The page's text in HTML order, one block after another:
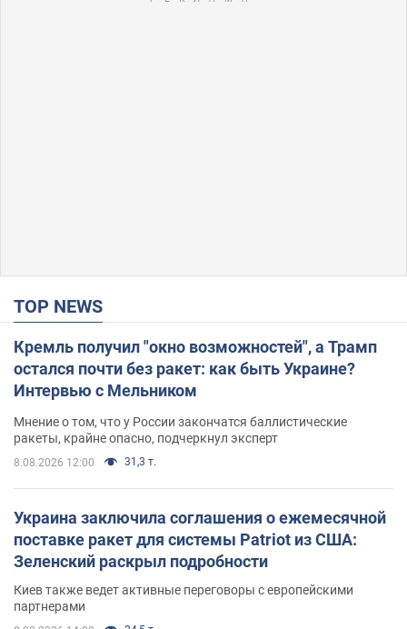
TOP NEWS
Кремль получил "окно возможностей", а Трамп
остался почти без ракет: как быть Украине?
Интервью с Мельником
Мнение о том, что у России закончатся баллистические
ракеты, крайне опасно, подчеркнул эксперт
8.08.2026 12:00 31,3 т.
Украина заключила соглашения о ежемесячной
поставке ракет для системы Patriot из США:
Зеленский раскрыл подробности
Киев также ведет активные переговоры с европейскими
партнерами